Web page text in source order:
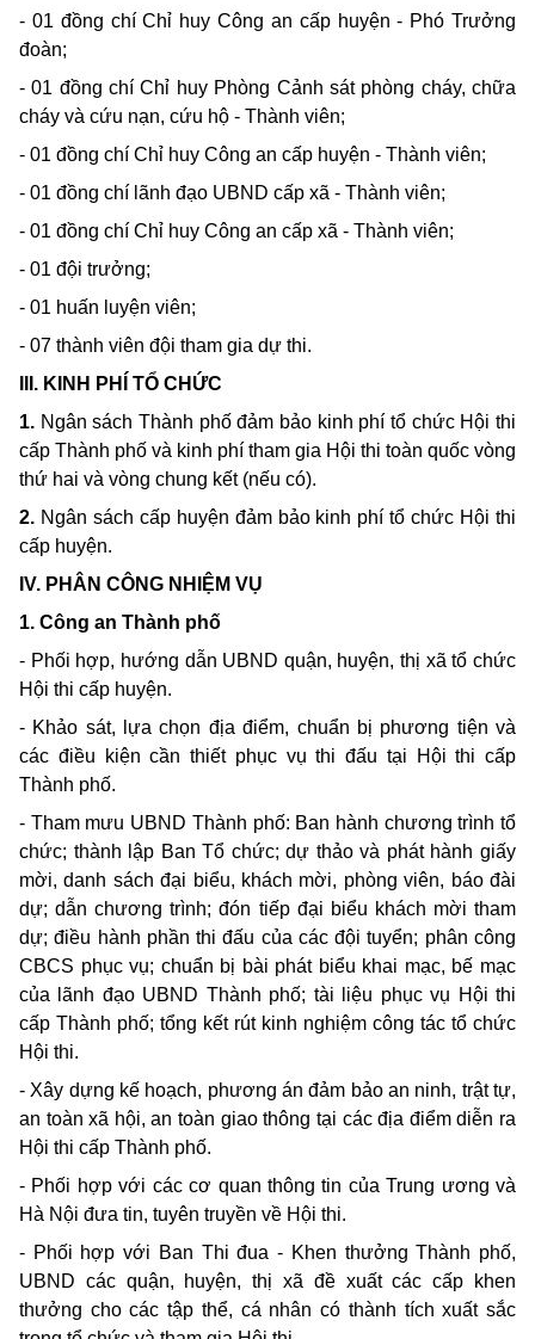
- 01 đồng chí Chỉ huyCông an cấp huyện- Phó Trưởng
đoàn;
- 01 đồng chí Chỉ huy Phòng Cảnh sát phòng cháy, chữa
cháy và cứu nạn, cứu hộ - Thành viên;
- 01 đồng chí Chỉ huy Công an cấp huyện - Thành viên;
- 01 đồng chí lãnh đạo UBND cấp xã - Thành viên;
- 01 đồng chí Chỉ huy Công an cấp xã - Thành viên;
- 01 đội trưởng;
- 01 huấn luyện viên;
- 07 thành viên đội tham gia dự thi.
III. KINH PHÍ TỔ CHỨC
1. Ngân sách Thành phố đảm bảo kinh phí tổ chức Hộithi
cấp Thành phố và kinh phí tham gia Hội thi toàn quốc vòng
thứ hai và vòng chung kết (nếu có).
2. Ngân sách cấp huyện đảm bảo kinh phí tổ chức Hộithi
cấp huyện.
IV. PHÂN CÔNG NHIỆM VỤ
1. Công an Thành phố
- Phối hợp, hướng dẫn UBND quận, huyện, thị xã tổ chức
Hội thi cấp huyện.
- Khảo sát, lựa chọn địa điểm, chuẩn bị phương tiện và
các điều kiện cần thiết phục vụthi đấu tại Hộithi cấp
Thành phố.
- Tham mưu UBND Thành phố: Ban hành chương trình tổ
chức; thành lập BanTổ chức; dự thảo và phát hành giấy
mời,danh sách đại biểu, khách mời, phòng viên, báo đài
dự; dẫn chương trình; đón tiếp đại biểu khách mời tham
dự; điều hành phầnthiđấu của các đội tuyển; phân công
CBCS phục vụ; chuẩn bị bài phát biểu khai mạc, bế mạc
của lãnh đạo UBND Thành phố; tài liệu phục vụ Hộithi
cấp Thành phố; tổng kết rút kinh nghiệm công tác tổ chức
Hội thi.
- Xây dựng kế hoạch, phương án đảm bảoan ninh, trật tự,
an toàn xã hội,antoàn giaothông tại các địa điểm diễn ra
Hội thi cấp Thành phố.
- Phối hợp với các cơ quan thôngtin củaTrung ương và
Hà Nội đưa tin, tuyên truyền về Hội thi.
- Phối hợp với Ban Thiđua- Khen thưởng Thành phố,
UBND các quận, huyện, thị xã đề xuất các cấp
khen
thưởng chocác tập thể, cá nhân có thành tích xuất sắc